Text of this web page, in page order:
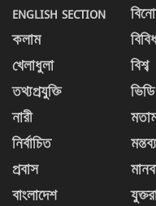
ENGLISH SECTION
কলাম
খেলাধুলা
তথ্যপ্রযুক্তি
নারী
নির্বাচিত
প্রবাস
বাংলাদেশ
বিশ্ব